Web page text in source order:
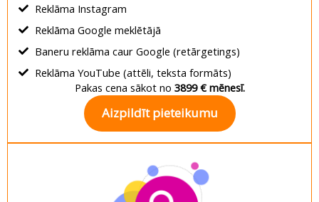
Reklāma Instagram
Reklāma Google meklētājā
Baneru reklāma caur Google (retārgetings)
Reklāma YouTube (attēli, teksta formāts)
Pakas cena sākot no 3899 € mēnesī.
Aizpildīt pieteikumu